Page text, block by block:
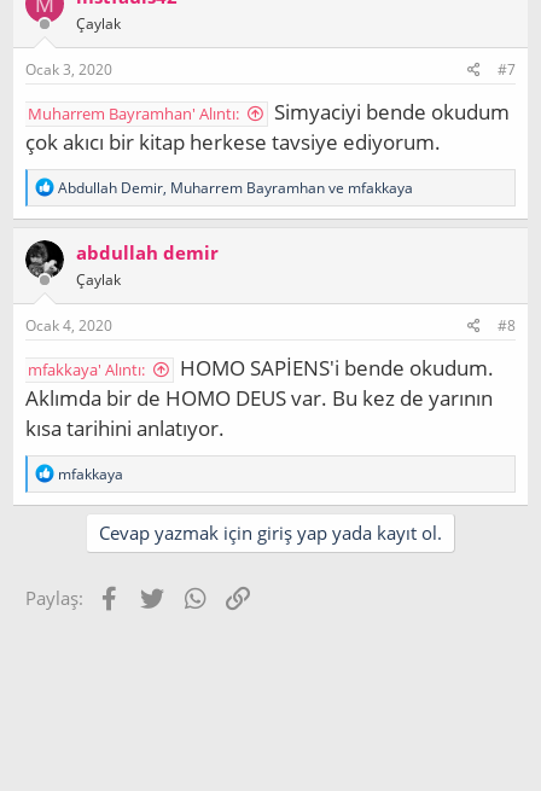
l
e
r
Çaylak
Ocak 3, 2020 #7
Muharrem Bayramhan' Alıntı:
Simyaciyi bende okudum
çok akıcı bir kitap herkese tavsiye ediyorum.
T
e
p
k
i
l
e
r
Abdullah Demir, Muharrem Bayramhanve mfakkaya
abdullah demir
Çaylak
Ocak 4, 2020 #8
mfakkaya' Alıntı:
HOMO SAPİENS'i bende okudum.
Aklımda bir de HOMO DEUS var. Bu kez de yarının
kısa tarihini anlatıyor.
T
e
p
e
r
mfakkaya
Cevap yazmak için giriş yap yada kayıt ol.
Paylaş: Facebook
Twitter WhatsApp